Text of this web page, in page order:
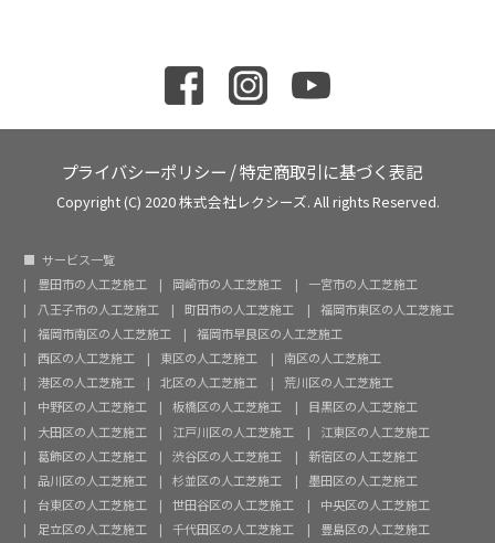
プライバシーポリシー /特定商取引に基づく表記
Copyright (C) 2020 株式会社レクシーズ. All rights Reserved.
サービス一覧
豊田市の人工芝施工
岡崎市の人工芝施工
一宮市の人工芝施工
八王子市の人工芝施工
町田市の人工芝施工
福岡市東区の人工芝施工
福岡市南区の人工芝施工
福岡市早良区の人工芝施工
西区の人工芝施工
東区の人工芝施工
南区の人工芝施工
港区の人工芝施工
北区の人工芝施工
荒川区の人工芝施工
中野区の人工芝施工
板橋区の人工芝施工
目黒区の人工芝施工
大田区の人工芝施工
江戸川区の人工芝施工
江東区の人工芝施工
葛飾区の人工芝施工
渋谷区の人工芝施工
新宿区の人工芝施工
品川区の人工芝施工
杉並区の人工芝施工
墨田区の人工芝施工
台東区の人工芝施工
世田谷区の人工芝施工
中央区の人工芝施工
足立区の人工芝施工
千代田区の人工芝施工 豊島区の人工芝施工